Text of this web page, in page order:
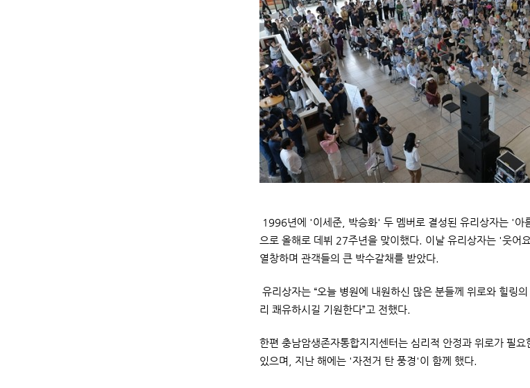
1996년에 '이세준, 박승화' 두 멤버로 결성된 유리상자는 '
으로 올해로 데뷔 27주년을 맞이했다. 이날 유리상자는 '웃어
열창하며 관객들의 큰 박수갈채를 받았다.
유리상자는 “오늘 병원에 내원하신 많은 분들께 위로와 힐링
리 쾌유하시길 기원한다”고 전했다.
한편 충남암생존자통합지지센터는 심리적 안정과 위로가 필
있으며, 지난 해에는 '자전거 탄 풍경'이 함께 했다.